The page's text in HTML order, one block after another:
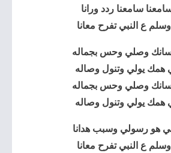
سامعنا ردد ورانا
ع النبي تفرح معانا
وصلي وحس بجماله
همك يولي وتنول وصاله
وصلي وحس بجماله
همك يولي وتنول وصاله
هو رسولي وسبب هدانا
ع النبي تفرح معانا